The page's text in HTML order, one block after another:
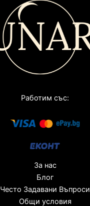
Работим със:
За нас
Блог
Често Задавани Въпроси
Общи условия